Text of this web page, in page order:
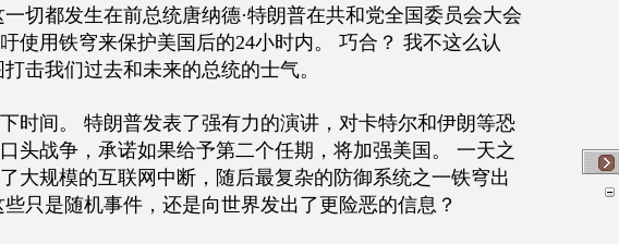
切都发生在前总统唐纳德·特朗普在共和党全国委员会大会
使用铁穹来保护美国后的24小时内。 巧合？ 我不这么认
击我们过去和未来的总统的士气。
时间。 特朗普发表了强有力的演讲，对卡特尔和伊朗等恐
头战争，承诺如果给予第二个任期，将加强美国。 一天之
大规模的互联网中断，随后最复杂的防御系统之一铁穹出
只是随机事件，还是向世界发出了更险恶的信息？